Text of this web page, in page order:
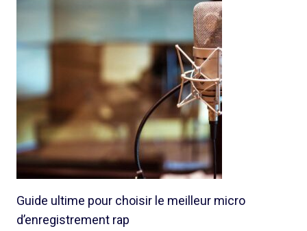
Guide ultime pour choisir le meilleur micro
d’enregistrement rap